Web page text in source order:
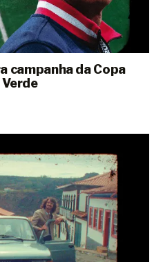
campanha da Copa